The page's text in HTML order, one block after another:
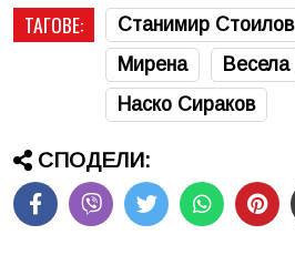
ТАГОВЕ: Станимир Стоилов
Мирена
Весела
Наско Сираков
СПОДЕЛИ: